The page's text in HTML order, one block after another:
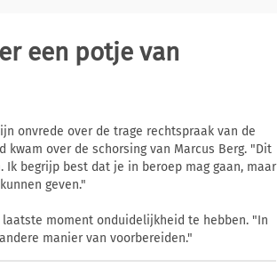
een potje van
onvrede over de trage rechtspraak van de
kwam over de schorsing van Marcus Berg. "Dit
begrijp best dat je in beroep mag gaan, maar
geven."
moment onduidelijkheid te hebben. "In
manier van voorbereiden."